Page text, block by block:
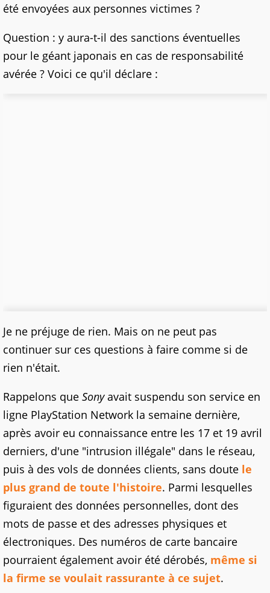
été envoyées aux personnes victimes ?
Question : y aura-t-il des sanctions éventuelles
pour le géant japonais en cas de responsabilité
avérée ? Voici ce qu'il déclare :
Je ne préjuge de rien. Mais on ne peut pas
continuer sur ces questions à faire comme si de
rien n'était.
Rappelons que Sonyavait suspendu son service en
ligne PlayStation Network la semaine dernière,
après avoir eu connaissance entre les 17 et 19 avril
derniers, d'une "intrusion illégale" dans le réseau,
puis à des vols de données clients, sans doute le
plus grand de toute l'histoire. Parmi lesquelles
figuraient des données personnelles, dont des
mots de passe et des adresses physiques et
électroniques. Des numéros de carte bancaire
pourraient également avoir été dérobés, même si
la firme se voulait rassurante à ce sujet.